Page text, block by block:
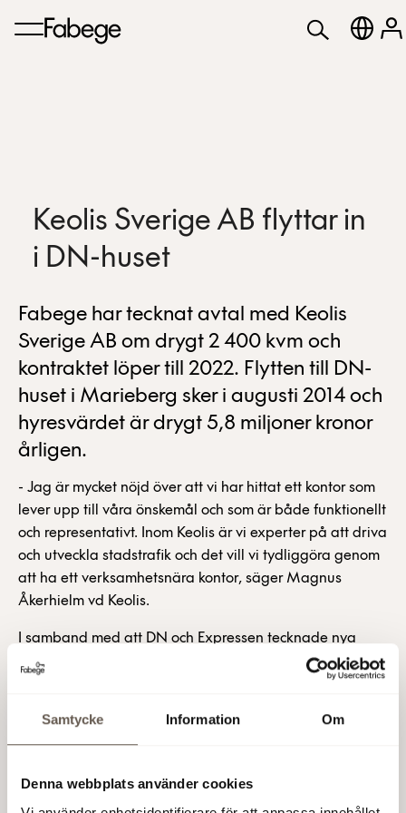
Samtycke Information Om
Denna webbplats använder cookies
Keolis Sverige AB flyttar in
i DN-huset
Fabege har tecknat avtal med Keolis
Sverige AB om drygt 2 400 kvm och
kontraktet löper till 2022. Flytten till DN-
huset i Marieberg sker i augusti 2014 och
hyresvärdet är drygt 5,8 miljoner kronor
årligen.
- Jag är mycket nöjd över att vi har hittat ett kontor som
lever upp till våra önskemål och som är både funktionellt
och representativt. Inom Keolis är vi experter på att driva
och utveckla stadstrafik och det vill vi tydliggöra genom
att ha ett verksamhetsnära kontor, säger Magnus
Åkerhielm vd Keolis.
I samband med att DN och Expressen tecknade nya
långsiktiga avtal under föregående år, så friställdes
samtidigt större ytor. För första gången på väldigt länge
sammanhängande lokaler i fastigheten.
Intresset för DN-huset är stort och Keolis är det första